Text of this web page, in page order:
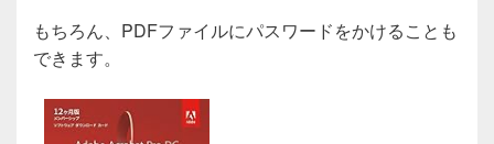
もちろん、PDFファイルにパスワードをかけることも
できます。